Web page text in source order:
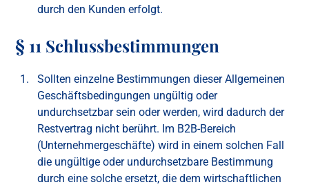
durch den Kunden erfolgt.
§ 11 Schlussbestimmungen
Sollten einzelne Bestimmungen dieser Allgemeinen
Geschäftsbedingungen ungültig oder
undurchsetzbar sein oder werden, wird dadurch der
Restvertrag nicht berührt. Im B2B-Bereich
(Unternehmergeschäfte) wird in einem solchen Fall
die ungültige oder undurchsetzbare Bestimmung
durch eine solche ersetzt, die dem wirtschaftlichen